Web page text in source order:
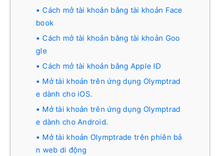
Cách mở tài khoản bằng tài khoản Face
book
Cách mở tài khoản bằng tài khoản Goo
gle
Cách mở tài khoản bằng Apple ID
Mở tài khoản trên ứng dụng Olymptrad
e dành cho iOS.
Mở tài khoản trên ứng dụng Olymptrad
e dành cho Android.
Mở tài khoản Olymptrade trên phiên bả
n web di động